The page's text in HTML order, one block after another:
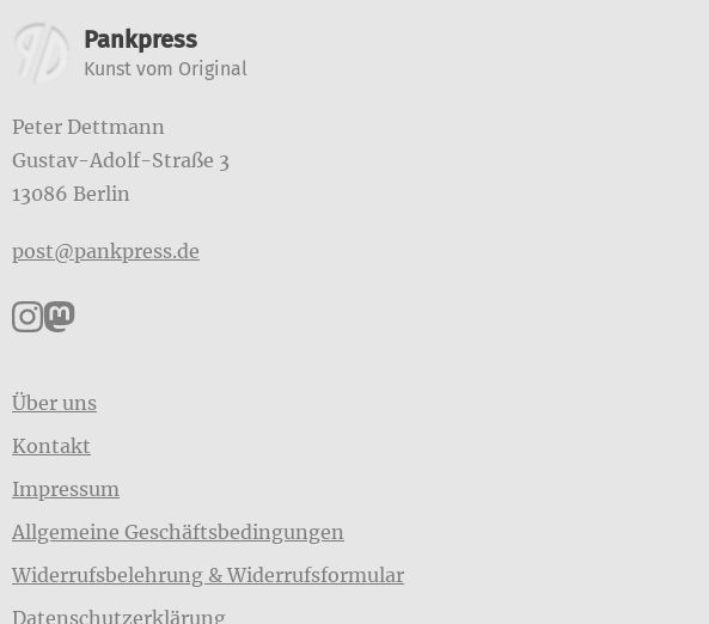
Weitere Informationen
Pankpress
Kunst vom Original
Peter Dettmann
Gustav-Adolf-Straße 3
13086 Berlin
post@pankpress.de
Pankpress auf Instagram
Pankpress auf Mastodon
Über uns
Kontakt
Impressum
Allgemeine Geschäftsbedingungen
Widerrufsbelehrung & Widerrufsformular
Datenschutzerklärung